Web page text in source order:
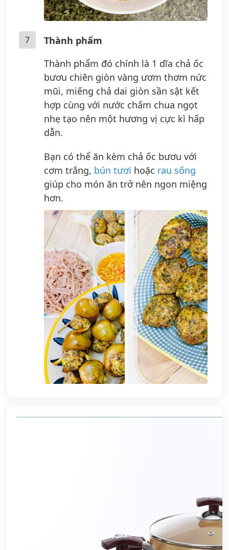
7
Thành phẩm
Thành phẩm đó chính là 1 dĩa chả ốc
bươu chiên giòn vàng ươm thơm nức
mũi, miếng chả dai giòn sần sật kết
hợp cùng với nước chấm chua ngọt
nhẹ tạo nên một hương vị cực kì hấp
dẫn.
Bạn có thể ăn kèm chả ốc bươu với
cơm trắng, bún tươi hoặc rau sống
giúp cho món ăn trở nên ngon miệng
hơn.